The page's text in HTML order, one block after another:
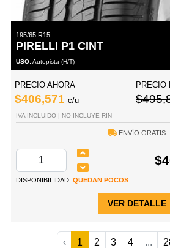
195/65 R15
PIRELLI P1 CINT
USO:Autopista (H/T)
PRECIO AHORA
$406,571 c/u
PRECIO
IVA INCLUIDO | NO INCLUYE RIN
ENVÍO GRATIS
DISPONIBILIDAD: QUEDAN POCOS
VER DETALLE
‹ 1 2 3 4 ...